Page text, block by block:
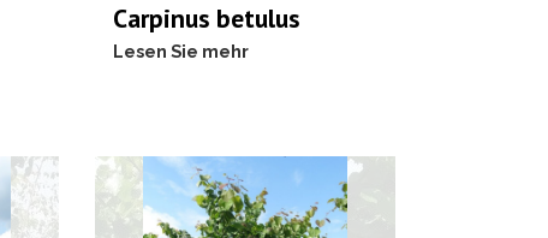
Carpinus betulus
Lesen Sie mehr